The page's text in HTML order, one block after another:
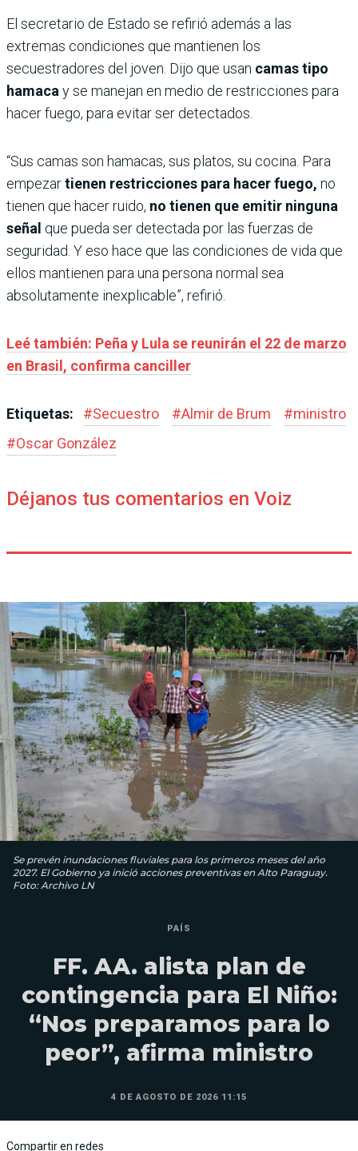
El secretario de Estado se refirió además a las
extremas condiciones que mantienen los
secuestradores del joven. Dijo que usan camas tipo
hamaca y se manejan en medio de restricciones para
hacer fuego, para evitar ser detectados.
“Sus camas son hamacas, sus platos, su cocina. Para
empezartienen restricciones para hacer fuego, no
tienen que hacer ruido, no tienen que emitir ninguna
señal que pueda ser detectada por las fuerzas de
seguridad. Y eso hace que las condiciones de vida que
ellos mantienen para una persona normal sea
absolutamente inexplicable”, refirió.
Leé también: Peña y Lula se reunirán el 22 de marzo
en Brasil, confirma canciller
Etiquetas: #Secuestro #Almir de Brum #ministro
#Oscar González
Déjanos tus comentarios en Voiz
Se prevén inundaciones fluviales para los primeros meses del año
2027. El Gobierno ya inició acciones preventivas en Alto Paraguay.
Foto: Archivo LN
PAÍS
FF. AA. alista plan de
contingencia para El Niño:
“Nos preparamos para lo
peor”, afirma ministro
4 DE AGOSTO DE 2026 11:15
Compartir en redes